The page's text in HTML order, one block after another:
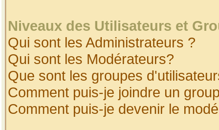
Niveaux des Utilisateurs et
Qui sont les Administrateurs ?
Qui sont les Modérateurs?
Que sont les groupes
Comment puis-je joindre un
Comment puis-je devenir le